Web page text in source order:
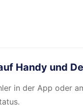
Handy und
in der App oder